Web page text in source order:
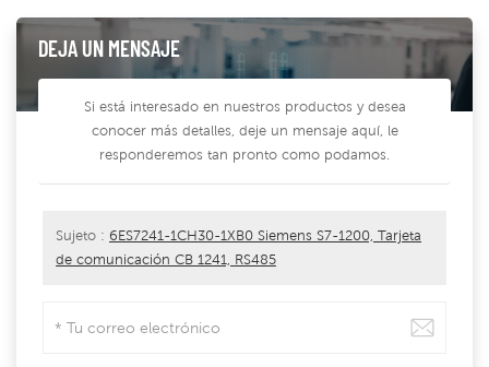
DEJA UN MENSAJE
Si está interesado en nuestros productos y desea
conocer más detalles, deje un mensaje aquí, le
responderemos tan pronto como podamos.
Sujeto : 6ES7241-1CH30-1XB0 Siemens S7-1200, Tarjeta
de comunicación CB 1241, RS485